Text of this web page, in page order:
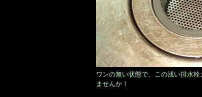
ワンの無い状態で、この浅い排水
ませんか！